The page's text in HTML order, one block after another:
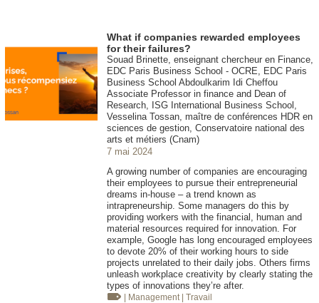
What if companies rewarded employees
for their failures?
Souad Brinette, enseignant chercheur en Finance,
EDC Paris Business School - OCRE, EDC Paris
Business School Abdoulkarim Idi Cheffou
Associate Professor in finance and Dean of
Research, ISG International Business School,
Vesselina Tossan, maître de conférences HDR en
sciences de gestion, Conservatoire national des
arts et métiers (Cnam)
7 mai 2024
A growing number of companies are encouraging
their employees to pursue their entrepreneurial
dreams in-house – a trend known as
intrapreneurship. Some managers do this by
providing workers with the financial, human and
material resources required for innovation. For
example, Google has long encouraged employees
to devote 20% of their working hours to side
projects unrelated to their daily jobs. Others firms
unleash workplace creativity by clearly stating the
types of innovations they’re after.
| Management | Travail